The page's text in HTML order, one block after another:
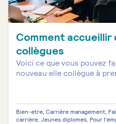
Comment accueillir
collègues
Voici ce que vous pouvez
nouveau·elle collègue à
Bien-etre, Carrière management,
carrière, Jeunes diplomes, Pour